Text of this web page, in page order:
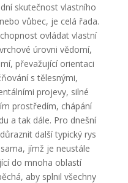
skutečnost vlastního
vůbec, je celá řada.
ovládat vlastní
úrovni vědomí,
převažující orientaci
s tělesnými,
projevy, silné
prostředím, chápání
a tak dále. Pro dnešní
další typický rys
jímž je neustále
do mnoha oblastí
aby splnil všechny